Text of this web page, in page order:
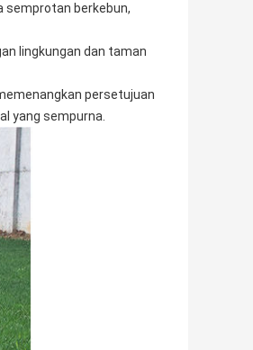
semprotan berkebun,
lingkungan dan taman
persetujuan
yang sempurna.